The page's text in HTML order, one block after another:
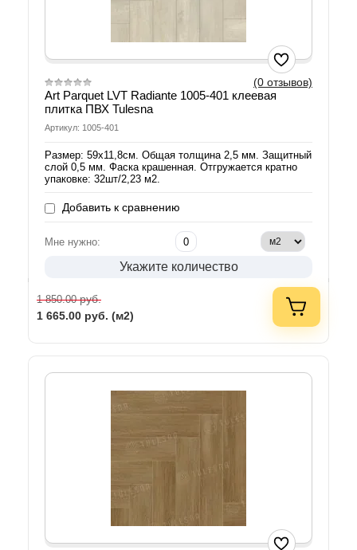
(0 отзывов)
Art Parquet LVT Radiante 1005-401 клеевая
плитка ПВХ Tulesna
Артикул: 1005-401
Размер: 59х11,8см. Общая толщина 2,5 мм. Защитный
слой 0,5 мм. Фаска крашенная. Отгружается кратно
упаковке: 32шт/2,23 м2.
Добавить к сравнению
Мне нужно:
Укажите количество
1 850.00руб.
1 665.00 руб. (м2)